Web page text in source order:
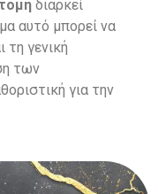
διαρκεί
αυτό μπορεί να
τη γενική
των
για την